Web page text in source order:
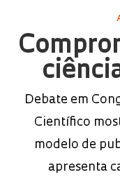
Debate em
Científico
modelo de
apresenta